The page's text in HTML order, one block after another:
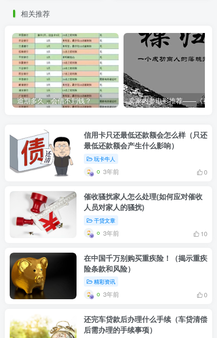
相关推荐
逾期多久，会借不到钱？
信用卡只还最低还款额会怎么样（只还
最低还款额会产生什么影响）
玩卡牛人
3年前 0
催收骚扰家人怎么处理(如何应对催收
人员对家人的骚扰)
干贷文章
3年前 10
在中国千万别购买重疾险！（揭示重疾
险条款和风险）
精彩资讯
3年前 0
还完车贷款后办理什么手续（车贷清偿
后需办理的手续事项）